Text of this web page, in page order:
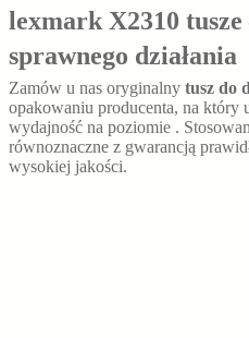
lexmark X2310
sprawnego działania
Zamów u nas oryginalny tusz do
opakowaniu producenta, na który
wydajność na poziomie .
równoznaczne z gwarancją
wysokiej jakości.